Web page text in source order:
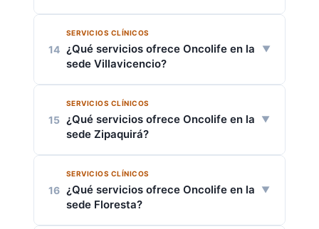
Zipaquirá y Villavicencio.
Las regiones cercanas a dichas sedes
serán agendadas según la prioridad,
Oncología
Medicina Familiar
Medicina General
Hematología
Nutrición
Psicología
14
SERVICIOS CLÍNICOS
¿Qué servicios ofrece Oncolife en la
sede Villavicencio?
Consulta externa especializada
Sala de quimioterapia
Servicio farmacéutico
Radiología
Ecografía
15
SERVICIOS CLÍNICOS
¿Qué servicios ofrece Oncolife en la
sede Zipaquirá?
Consulta externa especializada
Hospitalización
Quimioterapia
16
SERVICIOS CLÍNICOS
¿Qué servicios ofrece Oncolife en la
sede Floresta?